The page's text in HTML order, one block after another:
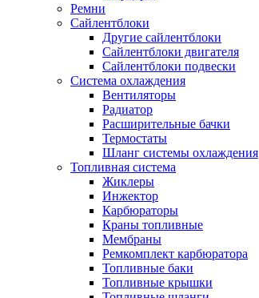
Ремни
Сайлентблоки
Другие сайлентблоки
Сайлентблоки двигателя
Сайлентблоки подвески
Система охлаждения
Вентиляторы
Радиатор
Расширительные бачки
Термостаты
Шланг системы охлаждения
Топливная система
Жиклеры
Инжектор
Карбюраторы
Краны топливные
Мембраны
Ремкомплект карбюратора
Топливные баки
Топливные крышки